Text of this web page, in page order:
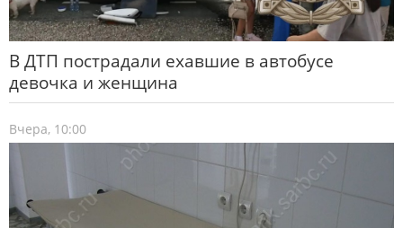
В ДТП пострадали ехавшие в автобусе
девочка и женщина
Вчера, 10:00